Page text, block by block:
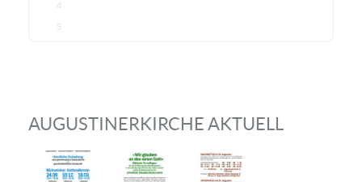
4
5
AUGUSTINERKIRCHE AKTUELL